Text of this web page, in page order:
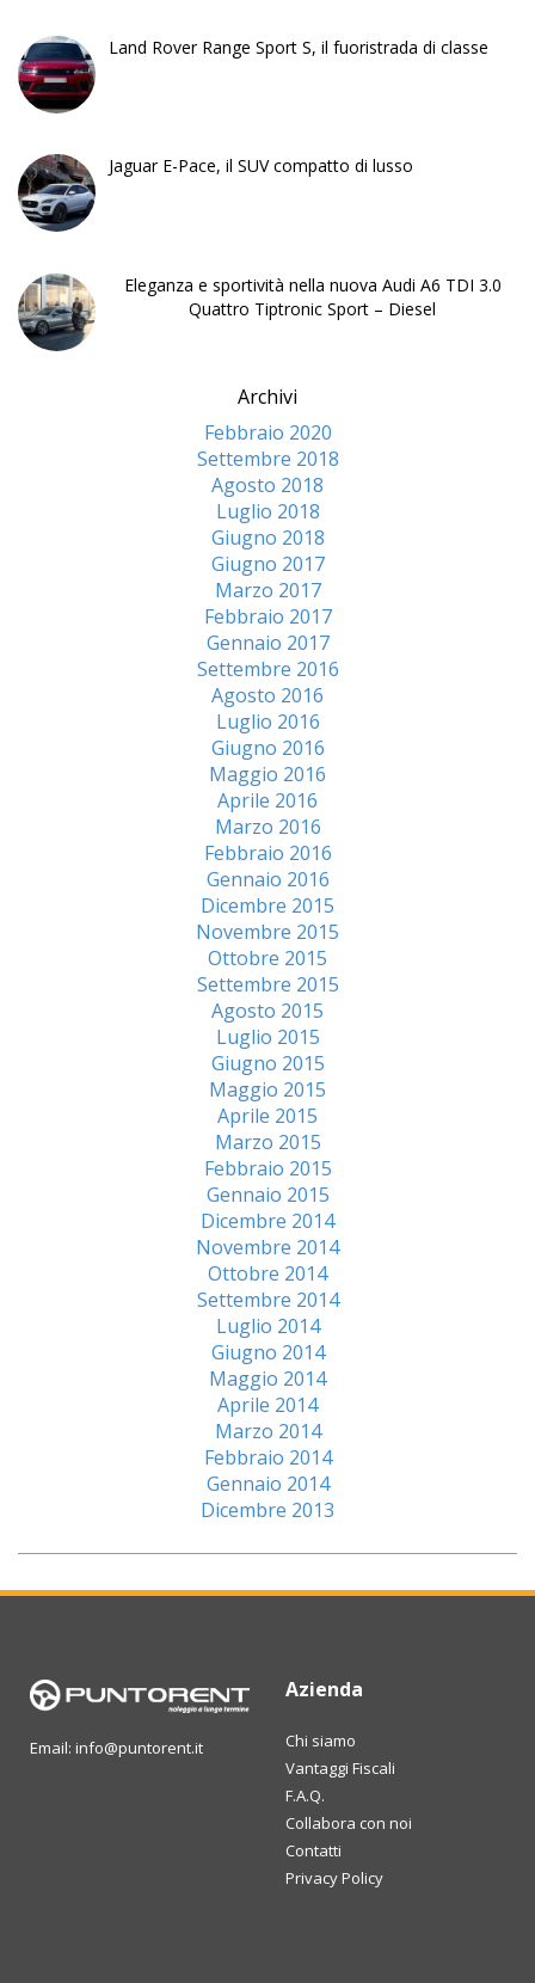
Land Rover Range Sport S, il fuoristrada di classe
Jaguar E-Pace, il SUV compatto di lusso
Eleganza e sportività nella nuova Audi A6 TDI 3.0
Quattro Tiptronic Sport – Diesel
Archivi
Febbraio 2020
Settembre 2018
Agosto 2018
Luglio 2018
Giugno 2018
Giugno 2017
Marzo 2017
Febbraio 2017
Gennaio 2017
Settembre 2016
Agosto 2016
Luglio 2016
Giugno 2016
Maggio 2016
Aprile 2016
Marzo 2016
Febbraio 2016
Gennaio 2016
Dicembre 2015
Novembre 2015
Ottobre 2015
Settembre 2015
Agosto 2015
Luglio 2015
Giugno 2015
Maggio 2015
Aprile 2015
Marzo 2015
Febbraio 2015
Gennaio 2015
Dicembre 2014
Novembre 2014
Ottobre 2014
Settembre 2014
Luglio 2014
Giugno 2014
Maggio 2014
Aprile 2014
Marzo 2014
Febbraio 2014
Gennaio 2014
Dicembre 2013
Email: info@puntorent.it
Azienda
Chi siamo
Vantaggi Fiscali
F.A.Q.
Collabora con noi
Contatti
Privacy Policy